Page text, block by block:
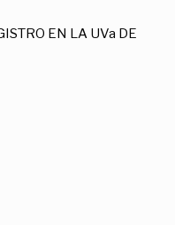
EN LA UVa DE